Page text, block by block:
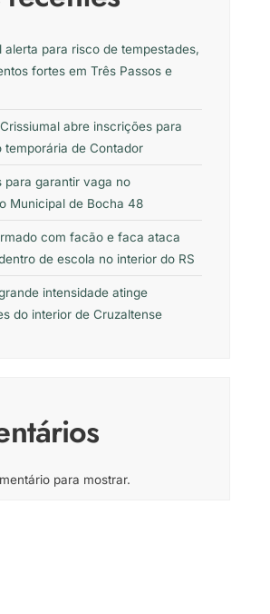
alerta para risco de tempestades,
fortes em Três Passos e
abre inscrições para
temporária de Contador
para garantir vaga no
Municipal de Bocha 48
com facão e faca ataca
de escola no interior do RS
intensidade atinge
do interior de Cruzaltense
para mostrar.